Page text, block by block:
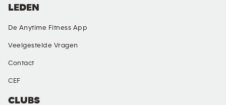
CLUBS
LEDEN
De Anytime Fitness App
Veelgestelde Vragen
Contact
CEF